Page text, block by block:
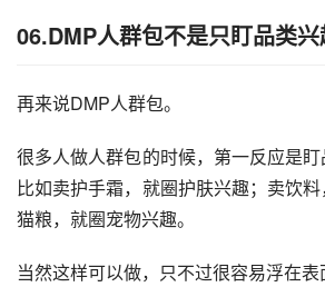
06.DMP人群包不是只盯品类
再来说DMP人群包。
很多人做人群包的时候，第一反应是盯
比如卖护手霜，就圈护肤兴趣；卖饮
猫粮，就圈宠物兴趣。
当然这样可以做，只不过很容易浮在表